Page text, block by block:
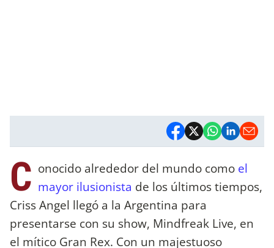
C onocido alrededor del mundo como el
mayor ilusionista de los últimos tiempos,
Criss Angel llegó a la Argentina para
presentarse con su show, Mindfreak Live, en
el mítico Gran Rex. Con un majestuoso